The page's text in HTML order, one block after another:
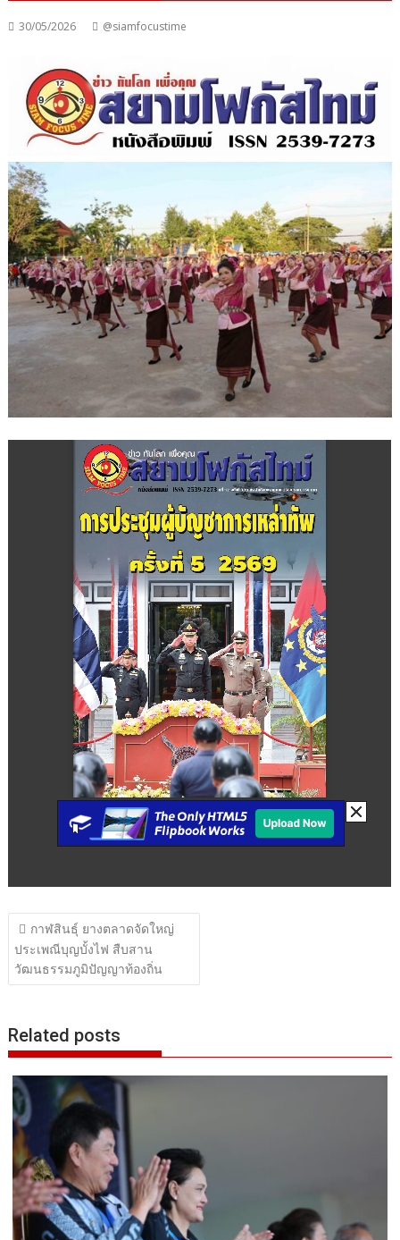
30/05/2026 @siamfocustime
แนะแนว
เรื่อง
กาฬสินธุ์ ยางตลาดจัดใหญ่
ประเพณีบุญบั้งไฟ สืบสาน
วัฒนธรรมภูมิปัญญาท้องถิ่น
Related posts